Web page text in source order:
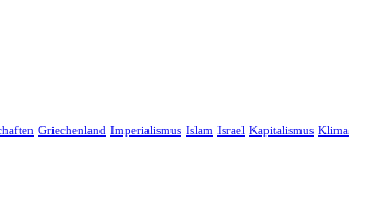
Griechenland Imperialismus Islam Israel Kapitalismus Klima